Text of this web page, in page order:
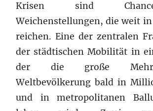
Krisen sind
Weichenstellungen, die weit
reichen. Eine der zentralen
der städtischen Mobilität in
der die große
Weltbevölkerung bald in
und in metropolitanen